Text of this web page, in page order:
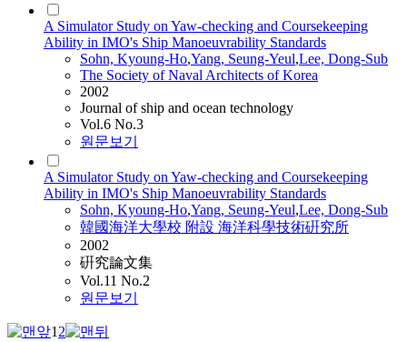
A Simulator Study on Yaw-checking and Coursekeeping
Ability in IMO's Ship Manoeuvrability Standards
Sohn, Kyoung-Ho,Yang, Seung-Yeul,Lee, Dong-Sub
The Society of Naval Architects of Korea
2002
Journal of ship and ocean technology
Vol.6 No.3
원문보기
A Simulator Study on Yaw-checking and Coursekeeping
Ability in IMO's Ship Manoeuvrability Standards
Sohn, Kyoung-Ho,Yang, Seung-Yeul,Lee, Dong-Sub
韓國海洋大學校 附設 海洋科學技術硏究所
2002
硏究論文集
Vol.11 No.2
원문보기
12